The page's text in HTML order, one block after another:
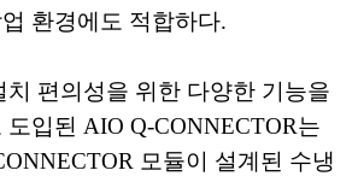
환경에도 적합하다.
치 편의성을 위한 다양한 기능을
입된 AIO Q-CONNECTOR는
모듈이 설계된 수냉